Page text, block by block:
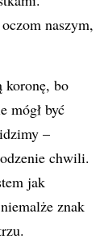
naszym,
koronę, bo
mógł być
–
chwili.
jak
znak